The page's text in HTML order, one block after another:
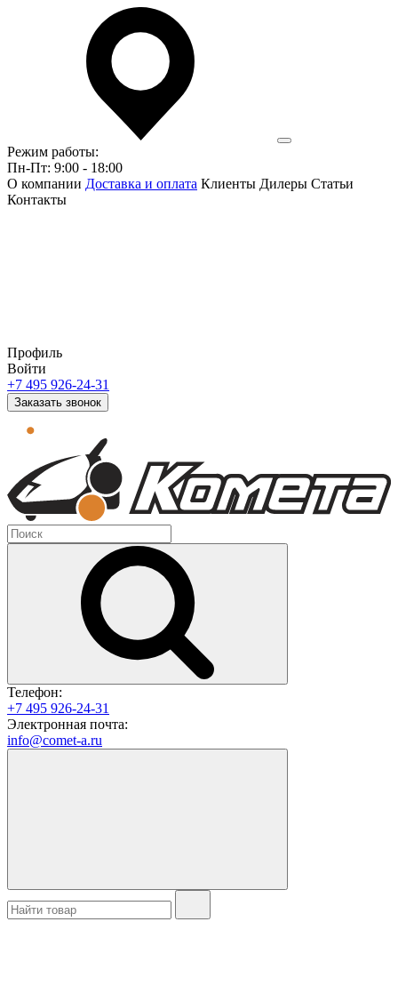
Режим работы:
Пн-Пт: 9:00 - 18:00
О компании Доставка и оплата Клиенты Дилеры Статьи
Контакты
Профиль
Войти
+7 495 926-24-31
Заказать звонок
Телефон:
+7 495 926-24-31
Электронная почта:
info@comet-a.ru